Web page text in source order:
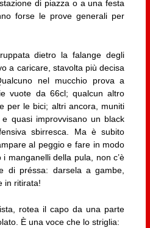
di piazza o a una festa
forse le prove generali per
dietro la falange degli
a caricare, stavolta più decisa
nel mucchio prova a
vuote da 66cl; qualcun altro
per le bici; altri ancora, muniti
quasi improvvisano un black
sbirresca. Ma è subito
al peggio e fare in modo
manganelli della pula, non c’è
di préssa: darsela a gambe,
in ritirata!
rotea il capo da una parte
È una voce che lo striglia: